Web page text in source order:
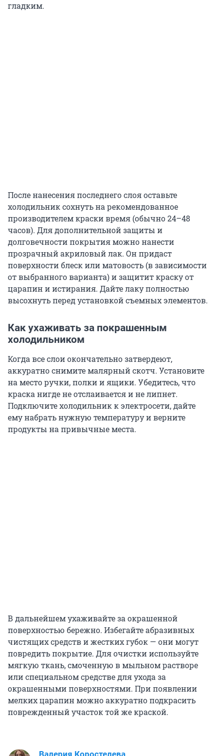
гладким.
После нанесения последнего слоя оставьте
холодильник сохнуть на рекомендованное
производителем краски время (обычно 24–48
часов). Для дополнительной защиты и
долговечности покрытия можно нанести
прозрачный акриловый лак. Он придаст
поверхности блеск или матовость (в зависимости
от выбранного варианта) и защитит краску от
царапин и истирания. Дайте лаку полностью
высохнуть перед установкой съемных элементов.
Как ухаживать за покрашенным
холодильником
Когда все слои окончательно затвердеют,
аккуратно снимите малярный скотч. Установите
на место ручки, полки и ящики. Убедитесь, что
краска нигде не отслаивается и не липнет.
Подключите холодильник к электросети, дайте
ему набрать нужную температуру и верните
продукты на привычные места.
В дальнейшем ухаживайте за окрашенной
поверхностью бережно. Избегайте абразивных
чистящих средств и жестких губок — они могут
повредить покрытие. Для очистки используйте
мягкую ткань, смоченную в мыльном растворе
или специальном средстве для ухода за
окрашенными поверхностями. При появлении
мелких царапин можно аккуратно подкрасить
поврежденный участок той же краской.